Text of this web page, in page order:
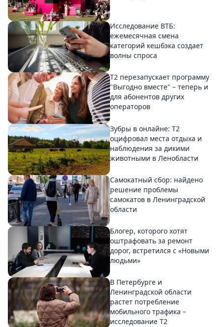
Исследование ВТБ:
ежемесячная смена
категорий кешбэка создает
волны спроса
Т2 перезапускает программу
"Выгодно вместе" – теперь и
для абонентов других
операторов
Зубры в онлайне: Т2
оцифровал места отдыха и
наблюдения за дикими
животными в Ленобласти
Самокатный сбор: найдено
решение проблемы
самокатов в Ленинградской
области
Блогер, которого хотят
оштрафовать за ремонт
дорог, встретился с «Новыми
людьми»
В Петербурге и
Ленинградской области
растет потребление
мобильного трафика –
исследование T2